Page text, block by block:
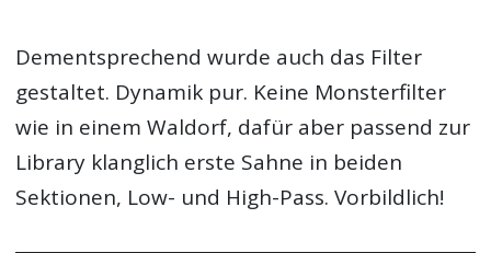
Dementsprechend wurde auch das Filter
gestaltet. Dynamik pur. Keine Monsterfilter
wie in einem Waldorf, dafür aber passend zur
Library klanglich erste Sahne in beiden
Sektionen, Low- und High-Pass. Vorbildlich!